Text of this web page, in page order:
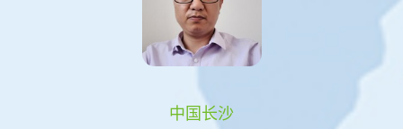
中国长沙